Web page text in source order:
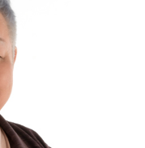
ら放送されたテレビド
さんが劇伴を担当。
催が決定していま
ビドラマ版ではW主
くちゃ素晴らしかっ
、どう作っていく